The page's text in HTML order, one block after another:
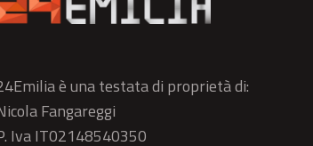
è una testata di proprietà di:
Fangareggi
Iva IT02148540350